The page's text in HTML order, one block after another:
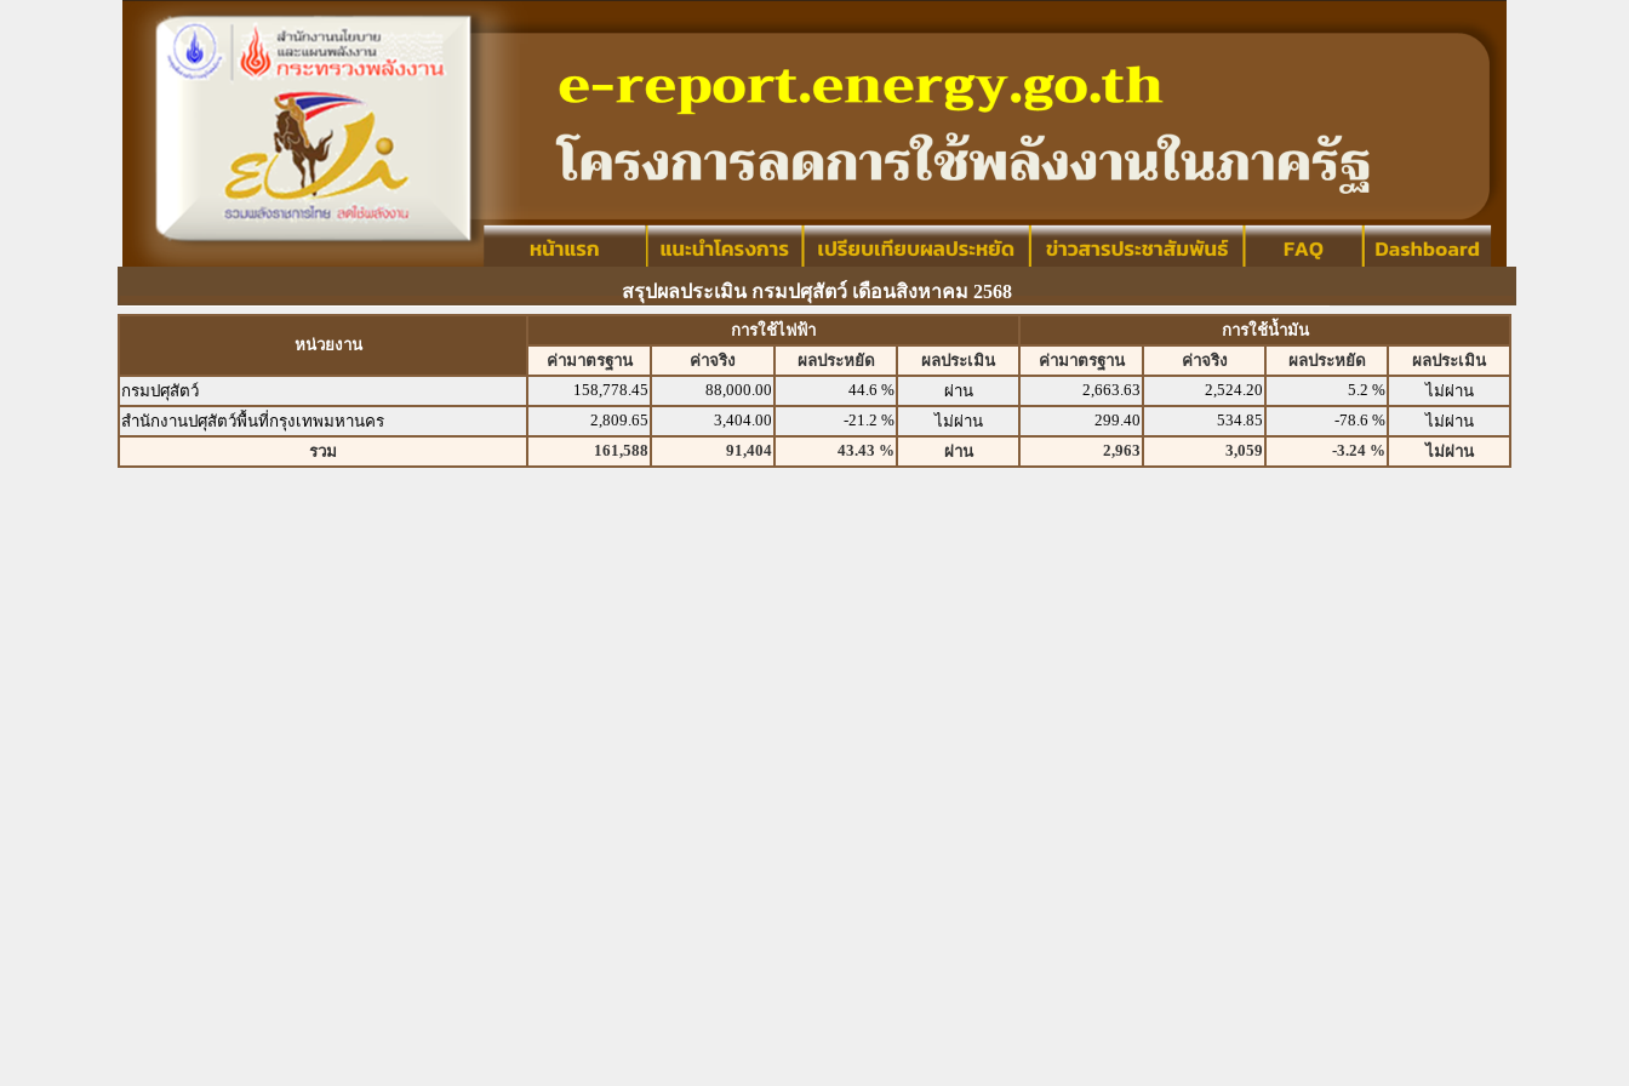
สรุปผลประเมิน กรมปศุสัตว์ เดือนสิงหาคม 2568
หน่วยงาน
การใช้ไฟฟ้า
การใช้น้ำมัน
ค่ามาตรฐาน
ค่าจริง ผลประหยัด ผลประเมิน ค่ามาตรฐาน ค่าจริง ผลประหยัด
ผลประเมิน
กรมปศุสัตว์
158,778.45 88,000.00 44.6 % ผ่าน 2,663.63 2,524.20 5.2 %
ไม่ผ่าน
สำนักงานปศุสัตว์พื้นที่กรุงเทพมหานคร
2,809.65 3,404.00 -21.2 % ไม่ผ่าน 299.40 534.85 -78.6 %
ไม่ผ่าน
รวม
161,588 91,404 43.43 % ผ่าน 2,963 3,059 -3.24 % ไม่ผ่าน